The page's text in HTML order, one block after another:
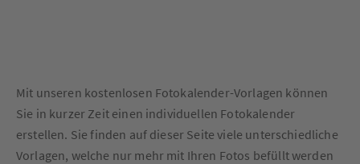
Mit unseren kostenlosen Fotokalender-Vorlagen können
Sie in kurzer Zeit einen individuellen Fotokalender
erstellen. Sie finden auf dieser Seite viele unterschiedliche
Vorlagen, welche nur mehr mit Ihren Fotos befüllt werden